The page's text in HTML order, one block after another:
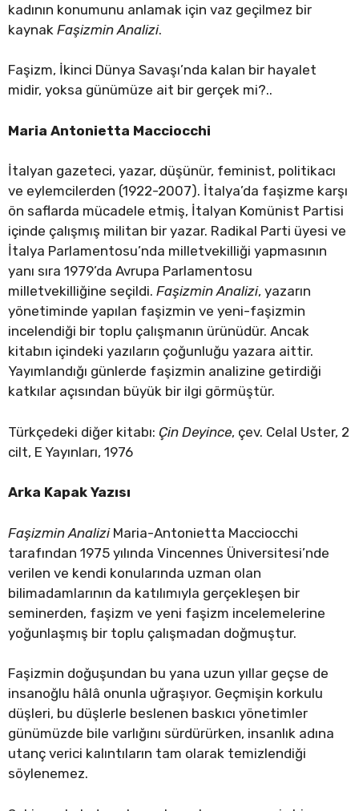
kadının konumunu anlamak için vaz geçilmez bir
kaynak Faşizmin Analizi.
Faşizm, İkinci Dünya Savaşı’nda kalan bir hayalet
midir, yoksa günümüze ait bir gerçek mi?..
Maria Antonietta Macciocchi
İtalyan gazeteci, yazar, düşünür, feminist, politikacı
ve eylemcilerden (1922-2007). İtalya’da faşizme karşı
ön saflarda mücadele etmiş, İtalyan Komünist Partisi
içinde çalışmış militan bir yazar. Radikal Parti üyesi ve
İtalya Parlamentosu’nda milletvekilliği yapmasının
yanı sıra 1979’da Avrupa Parlamentosu
milletvekilliğine seçildi. Faşizmin Analizi, yazarın
yönetiminde yapılan faşizmin ve yeni-faşizmin
incelendiği bir toplu çalışmanın ürünüdür. Ancak
kitabın içindeki yazıların çoğunluğu yazara aittir.
Yayımlandığı günlerde faşizmin analizine getirdiği
katkılar açısından büyük bir ilgi görmüştür.
Türkçedeki diğer kitabı: Çin Deyince, çev. Celal Uster, 2
cilt, E Yayınları, 1976
Arka Kapak Yazısı
Faşizmin Analizi Maria-Antonietta Macciocchi
tarafından 1975 yılında Vincennes Üniversitesi’nde
verilen ve kendi konularında uzman olan
bilimadamlarının da katılımıyla gerçekleşen bir
seminerden, faşizm ve yeni faşizm incelemelerine
yoğunlaşmış bir toplu çalışmadan doğmuştur.
Faşizmin doğuşundan bu yana uzun yıllar geçse de
insanoğlu hâlâ onunla uğraşıyor. Geçmişin korkulu
düşleri, bu düşlerle beslenen baskıcı yönetimler
günümüzde bile varlığını sürdürürken, insanlık adına
utanç verici kalıntıların tam olarak temizlendiği
söylenemez.